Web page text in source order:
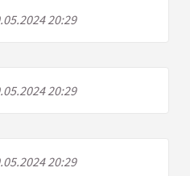
20:29
20:29
20:29